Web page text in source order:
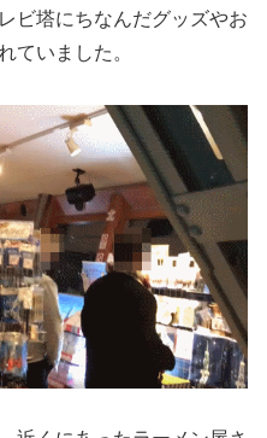
ビ塔にちなんだグッズやお
ていました。